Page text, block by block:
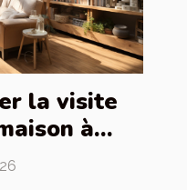
la visite
à